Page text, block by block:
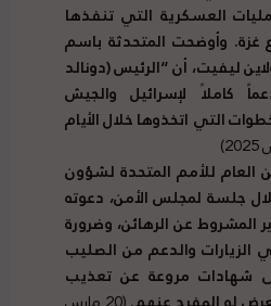
العسكرية التي تنفذها
غزة. وأوضحت المتحدثة باسم
ليفيت، أن “الرئيس (دونالد
كاملاً لإسرائيل والجيش
التي اتخذوها خلال الأيام
العام للأمم المتحدة لشؤون
جلسة لمجلس الأمن، دعوته
المشروط عن الرهائن، وضرورة
الزيارات والدعم من الصليب
شهادات مروعة عن تعذيب